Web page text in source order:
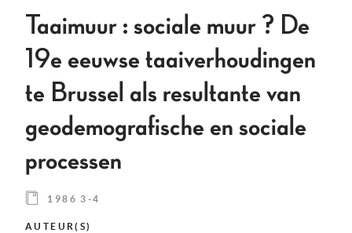
Taaimuur : sociale muur ? De
19e eeuwse taaiverhoudingen
te Brussel als resultante van
geodemografische en sociale
processen
1986 3-4
AUTEUR(S)